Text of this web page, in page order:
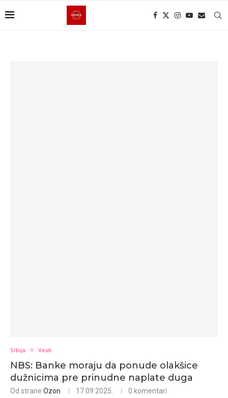
Srbija Vesti
NBS: Banke moraju da ponude olakšice
dužnicima pre prinudne naplate duga
Od strane Ozon 17.09.2025. 0 komentari